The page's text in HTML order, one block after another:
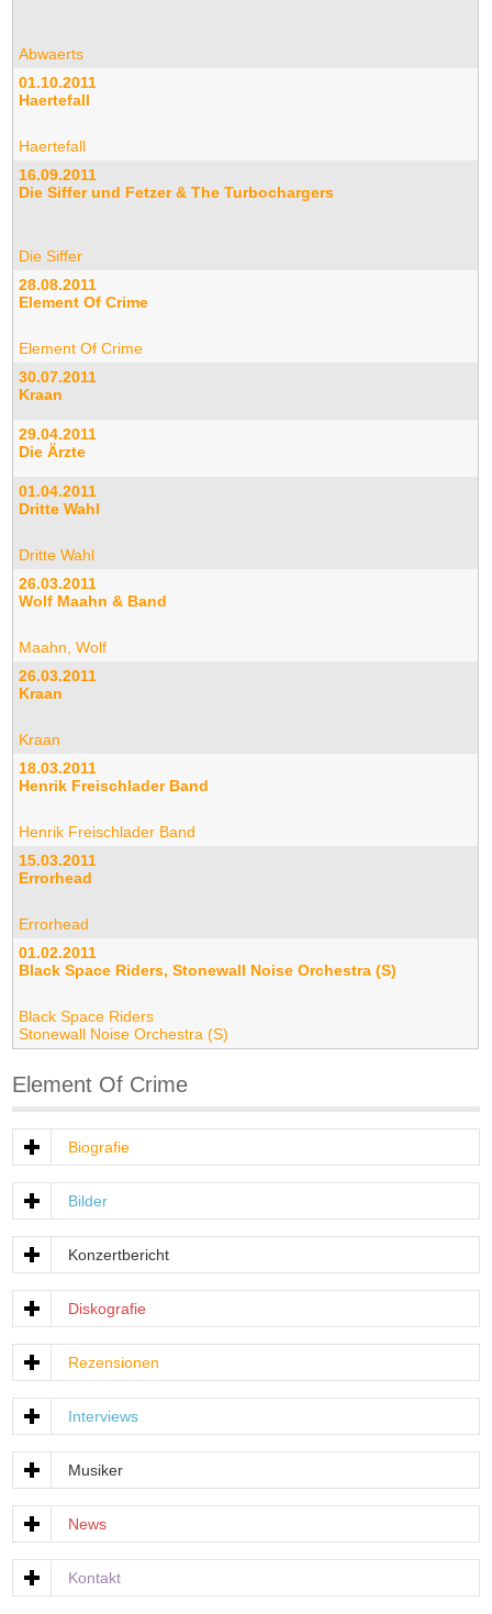
Abwaerts
01.10.2011
Haertefall
Haertefall
16.09.2011
Die Siffer und Fetzer & The Turbochargers
Die Siffer
28.08.2011
Element Of Crime
Element Of Crime
30.07.2011
Kraan
29.04.2011
Die Ärzte
01.04.2011
Dritte Wahl
Dritte Wahl
26.03.2011
Wolf Maahn & Band
Maahn, Wolf
26.03.2011
Kraan
Kraan
18.03.2011
Henrik Freischlader Band
Henrik Freischlader Band
15.03.2011
Errorhead
Errorhead
01.02.2011
Black Space Riders, Stonewall Noise Orchestra (S)
Black Space Riders
Stonewall Noise Orchestra (S)
Element Of Crime
Biografie
Bilder
Konzertbericht
Diskografie
Rezensionen
Interviews
Musiker
News
Kontakt